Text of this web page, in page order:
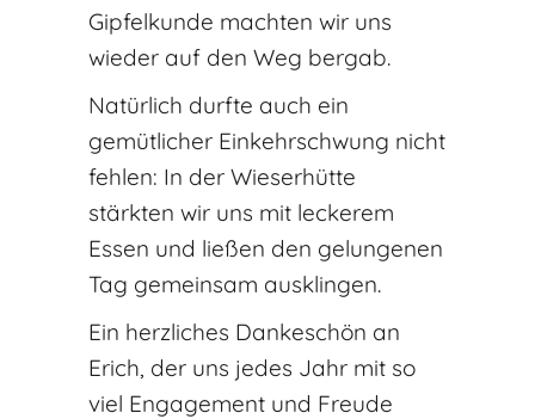
Gipfelkunde machten wir uns
wieder auf den Weg bergab.
Natürlich durfte auch ein
gemütlicher Einkehrschwung nicht
fehlen: In der Wieserhütte
stärkten wir uns mit leckerem
Essen und ließen den gelungenen
Tag gemeinsam ausklingen.
Ein herzliches Dankeschön an
Erich, der uns jedes Jahr mit so
viel Engagement und Freude